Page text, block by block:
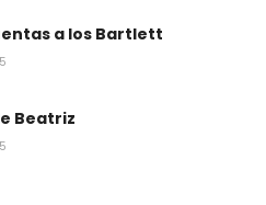
a los Bartlett
Beatriz